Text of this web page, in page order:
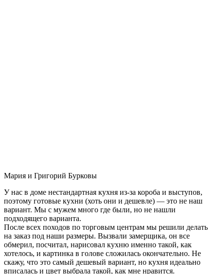
Мария и Григорий Бурковы
У нас в доме нестандартная кухня из-за короба и выступов,
поэтому готовые кухни (хоть они и дешевле) — это не наш
вариант. Мы с мужем много где были, но не нашли
подходящего варианта.
После всех походов по торговым центрам мы решили делать
на заказ под наши размеры. Вызвали замерщика, он все
обмерил, посчитал, нарисовал кухню именно такой, как
хотелось, и картинка в голове сложилась окончательно. Не
скажу, что это самый дешевый вариант, но кухня идеально
вписалась и цвет выбрала такой, как мне нравится.